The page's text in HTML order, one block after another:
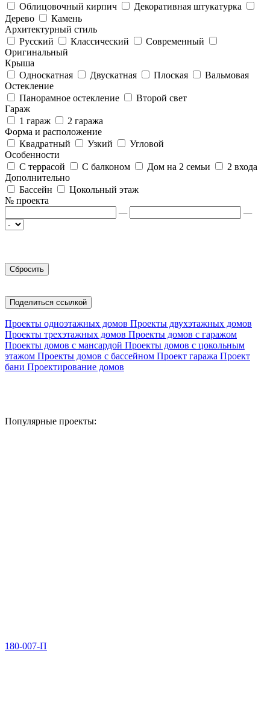
Облицовочный кирпич
Декоративная штукатурка
Дерево
Камень
Архитектурный стиль
Русский
Классический
Современный
Оригинальный
Крыша
Односкатная
Двускатная Плоская
Вальмовая
Остекление
Панорамное остекление
Второй свет
Гараж
1 гараж
2 гаража
Форма и расположение
Квадратный
Узкий
Угловой
Особенности
С террасой
С балконом Дом на 2 семьи
2 входа
Дополнительно
Бассейн
Цокольный этаж
№ проекта
—
—
Поделиться ссылкой
Проекты одноэтажных домов Проекты двухэтажных домов
Проекты трехэтажных домов Проекты домов с гаражом
Проекты домов с мансардой Проекты домов с цокольным
этажом Проекты домов с бассейном Проект гаража Проект
бани Проектирование домов
Популярные проекты:
180-007-П